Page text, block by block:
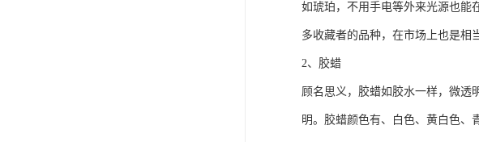
如琥珀，不用手电等外来光源也能
多收藏者的品种，在市场上也是相
2、胶蜡
顾名思义，胶蜡如胶水一样，微透
明。胶蜡颜色有、白色、黄白色、